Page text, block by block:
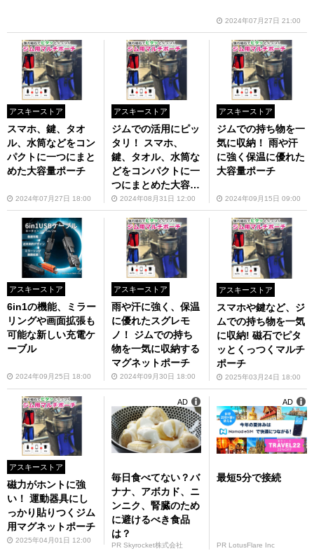
2024年07月27日 21:00
アスキーストア
スマホ、鍵、タオ
ル、水筒などをコン
パクトに一つにまと
めた大容量ポーチ
2024年07月27日 18:00
アスキーストア
ジムでの活用にピッ
タリ！ スマホ、
鍵、タオル、水筒な
どをコンパクトに一
つにまとめた大容量
ポーチ
2024年08月31日 12:00
アスキーストア
ジムでの持ち物を一
気に収納！ 雨や汗
に強く保温に優れた
大容量ポーチ
2024年09月15日 09:00
アスキーストア
6in1の機能、ミラー
リングや画面拡張も
可能な新しい充電ケ
ーブル
2024年09月25日 18:00
アスキーストア
雨や汗に強く、保温
に優れたスグレモ
ノ！ ジムでの持ち
物を一気に収納する
マグネットポーチ
2024年09月30日 18:00
アスキーストア
スマホや鍵など、ジ
ムでの持ち物を一気
に収納! 磁石でピタ
ッとくっつくマルチ
ポーチ
2025年03月24日 18:00
アスキーストア
磁力がホントに強
い！ 運動器具にし
っかり貼りつくジム
用マグネットポーチ
2025年04月01日 12:00
毎日食べてない？バ
ナナ、アボカド、ニ
ンニク、腎臓のため
に避けるべき食品
は？
PR Skyrocket株式会社
AD
最短5分で接続
PR LotusFlare Inc
AD